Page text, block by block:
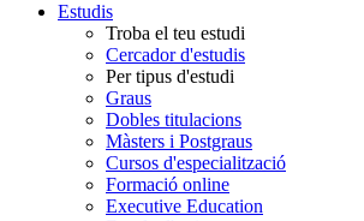
Estudis
Troba el teu estudi
Cercador d'estudis
Per tipus d'estudi
Graus
Dobles titulacions
Màsters i Postgraus
Cursos d'especialització
Formació online
Executive Education